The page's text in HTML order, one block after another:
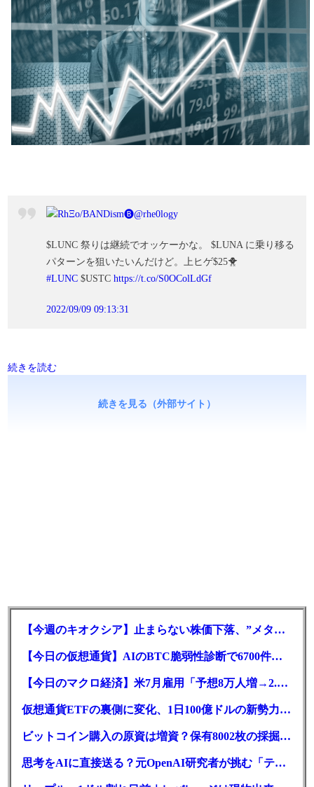
RhΞo/BANDism🅑@rhe0logy
$LUNC 祭りは継続でオッケーかな。 $LUNA に乗り移る
パターンを狙いたいんだけど。上ヒゲ$25🐥
#LUNC $USTC https://t.co/S0OColLdGf
2022/09/09 09:13:31
続きを読む
続きを見る（外部サイト）
【今週のキオクシア】止まらない株価下落、”メタプラネット化”の指摘は本当？
【今日の仮想通貨】AIのBTC脆弱性診断で6700件の指摘。赤字マイニング企業はAIに賭ける
【今日のマクロ経済】米7月雇用「予想8万人増→2.3万人減」で利上げ観測後退
仮想通貨ETFの裏側に変化、1日100億ドルの新勢力がSEC登録
ビットコイン購入の原資は増資？保有8002枚の採掘企業の実態とは
思考をAIに直接送る？元OpenAI研究者が挑む「テレパシー」開発とは